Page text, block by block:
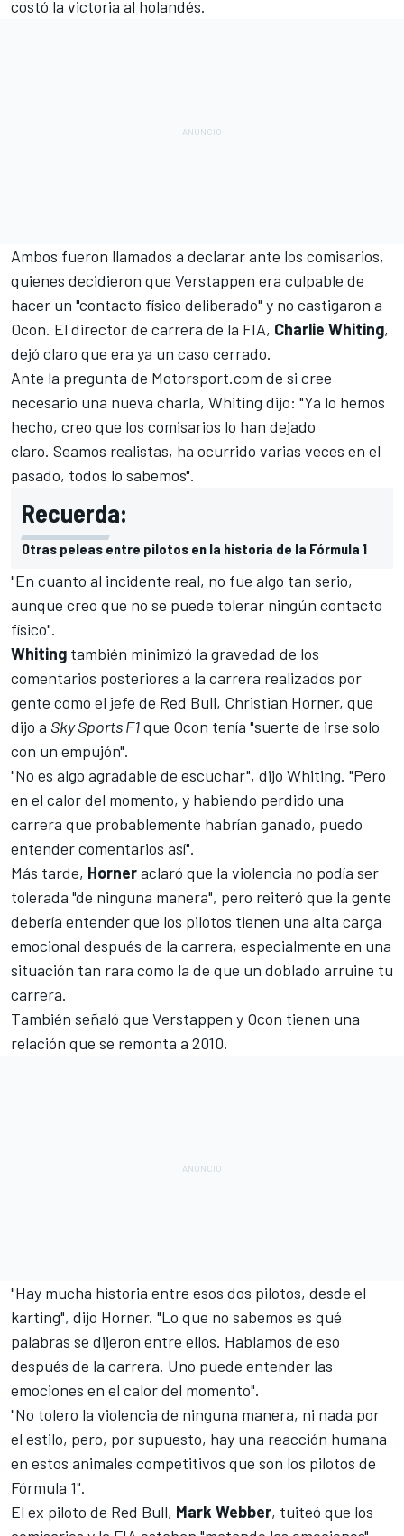
costó la victoria al holandés.
Ambos fueron llamados a declarar ante los comisarios,
quienes decidieron que Verstappen era culpable de
hacer un "contacto físico deliberado" y no castigaron a
Ocon. El director de carrera de la FIA, Charlie Whiting,
dejó claro que era ya un caso cerrado.
Ante la pregunta de Motorsport.com de si cree
necesario una nueva charla, Whiting dijo: "Ya lo hemos
hecho, creo que los comisarios lo han dejado
claro. Seamos realistas, ha ocurrido varias veces en el
pasado, todos lo sabemos".
Recuerda:
Otras peleas entre pilotos en la historia de la Fórmula 1
"En cuanto al incidente real, no fue algo tan serio,
aunque creo que no se puede tolerar ningún contacto
físico".
Whiting también minimizó la gravedad de los
comentarios posteriores a la carrera realizados por
gente como el jefe de Red Bull, Christian Horner, que
dijo a Sky Sports F1que Ocon tenía "suerte de irse solo
con un empujón".
"No es algo agradable de escuchar", dijo Whiting. "Pero
en el calor del momento, y habiendo perdido una
carrera que probablemente habrían ganado, puedo
entender comentarios así".
Más tarde, Horneraclaró que la violencia no podía ser
tolerada "de ninguna manera", pero reiteró que la gente
debería entender que los pilotos tienen una alta carga
emocional después de la carrera, especialmente en una
situación tan rara como la de que un doblado arruine tu
carrera.
También señaló que Verstappen y Ocon tienen una
relación que se remonta a 2010.
"Hay mucha historia entre esos dos pilotos, desde el
karting", dijo Horner. "Lo que no sabemos es qué
palabras se dijeron entre ellos. Hablamos de eso
después de la carrera. Uno puede entender las
emociones en el calor del momento".
"No tolero la violencia de ninguna manera, ni nada por
el estilo, pero, por supuesto, hay una reacción humana
en estos animales competitivos que son los pilotos de
Fórmula 1".
El ex piloto de Red Bull, Mark Webber, tuiteó que los